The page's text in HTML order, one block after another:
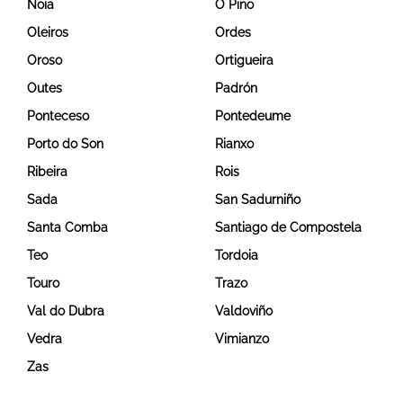
Noia
O Pino
Oleiros
Ordes
Oroso
Ortigueira
Outes
Padrón
Ponteceso
Pontedeume
Porto do Son
Rianxo
Ribeira
Rois
Sada
San Sadurniño
Santa Comba
Santiago de Compostela
Teo
Tordoia
Touro
Trazo
Val do Dubra
Valdoviño
Vedra
Vimianzo
Zas